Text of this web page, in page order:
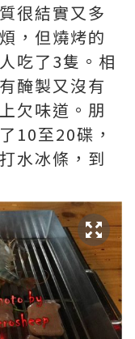
很結實又多
，但燒烤的
吃了3隻。相
醃製又沒有
欠味道。朋
10至20碟，
水冰條，到